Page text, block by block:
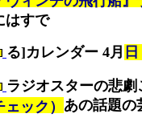
はすで
る]カレンダー 4月
ラジオスターの悲劇
ェック） あの話題の